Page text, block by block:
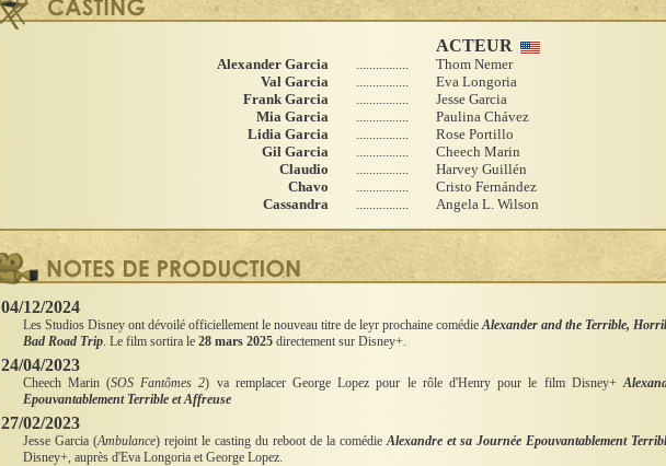
ACTEUR
Alexander Garcia ................
Thom Nemer
Val Garcia
................
Eva Longoria
Frank Garcia
................
Jesse Garcia
Mia Garcia
................
Paulina Chávez
Lidia Garcia
................
Rose Portillo
Gil Garcia
................
Cheech Marin
Claudio
................
Harvey Guillén
Chavo
................
Cristo Fernández
Cassandra
................ Angela L. Wilson
04/12/2024
Les Studios Disney ont dévoilé officiellement le nouveau titre de leyr prochaine comédieAlexander and the Terrible,
Bad Road Trip. Le film sortira le 28 mars 2025directement sur Disney+.
24/04/2023
Cheech Marin (SOS Fantômes 2) va remplacer George Lopez pour le rôle d'Henry pour le film Disney+
Epouvantablement Terrible et Affreuse
27/02/2023
Jesse Garcia (Ambulance) rejoint le casting du reboot de la comédieAlexandre et sa Journée Epouvantablement
Disney+, auprès d'Eva Longoria et George Lopez.